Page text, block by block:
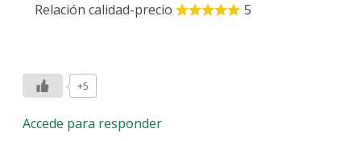
Relación calidad-precio 5
+5
Accede para responder